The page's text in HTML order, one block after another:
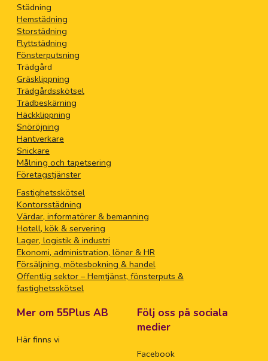
Städning
Hemstädning
Storstädning
Flyttstädning
Fönsterputsning
Trädgård
Gräsklippning
Trädgårdsskötsel
Trädbeskärning
Häckklippning
Snöröjning
Hantverkare
Snickare
Målning och tapetsering
Företagstjänster
Fastighetsskötsel
Kontorsstädning
Värdar, informatörer & bemanning
Hotell, kök & servering
Lager, logistik & industri
Ekonomi, administration, löner & HR
Försäljning, mötesbokning & handel
Offentlig sektor – Hemtjänst, fönsterputs &
fastighetsskötsel
Mer om 55Plus AB
Här finns vi
Följ oss på sociala
medier
Facebook